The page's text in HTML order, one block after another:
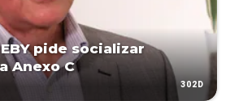
pide socializar
Anexo C
302D